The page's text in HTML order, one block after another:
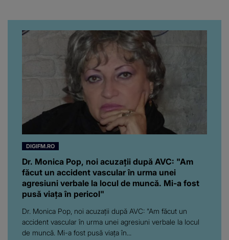
da, frumoasa iubită a lui
Florin Ristei e...
DIGIFM.RO
Dr. Monica Pop, noi acuzații după AVC: "Am
făcut un accident vascular în urma unei
agresiuni verbale la locul de muncă. Mi-a fost
pusă viața în pericol"
Dr. Monica Pop, noi acuzații după AVC: "Am făcut un
accident vascular în urma unei agresiuni verbale la locul
de muncă. Mi-a fost pusă viața în...